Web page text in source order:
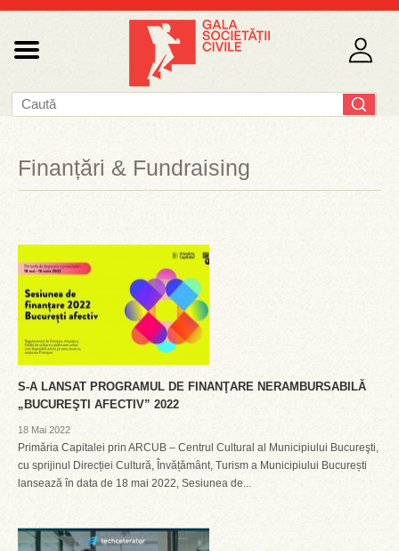
Finanțări & Fundraising
S-A LANSAT PROGRAMUL DE FINANŢARE NERAMBURSABILĂ
„BUCUREŞTI AFECTIV” 2022
18 Mai 2022
Primăria Capitalei prin ARCUB – Centrul Cultural al Municipiului Bucureşti,
cu sprijinul Direcției Cultură, Învățământ, Turism a Municipiului București
lansează în data de 18 mai 2022, Sesiunea de...